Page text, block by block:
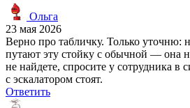
Ольга
23 мая 2026
Верно про табличку. Только уточню:
путают эту стойку с обычной — она
не найдете, спросите у сотрудника
с эскалатором стоят.
Ответить